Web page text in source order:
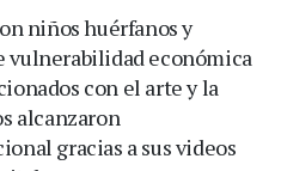
niños huérfanos y
vulnerabilidad económica
con el arte y la
alcanzaron
gracias a sus videos